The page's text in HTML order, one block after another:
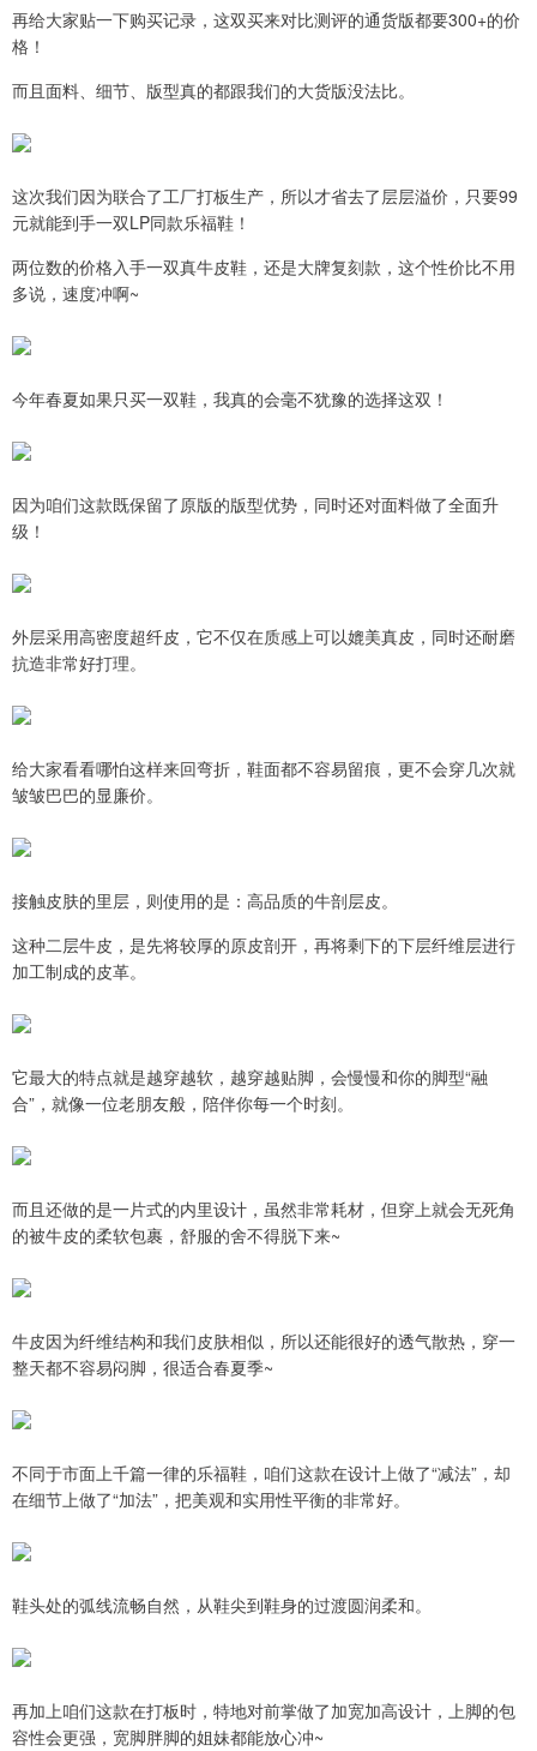
再给大家贴一下购买记录，这双买来对比测评的通货版都要300+的价
格！
而且面料、细节、版型真的都跟我们的大货版没法比。
这次我们因为联合了工厂打板生产，所以才省去了层层溢价，只要99
元就能到手一双LP同款乐福鞋！
两位数的价格入手一双真牛皮鞋，还是大牌复刻款，这个性价比不用
多说，速度冲啊~
今年春夏如果只买一双鞋，我真的会毫不犹豫的选择这双！
因为咱们这款既保留了原版的版型优势，同时还对面料做了全面升
级！
外层采用高密度超纤皮，它不仅在质感上可以媲美真皮，同时还耐磨
抗造非常好打理。
给大家看看哪怕这样来回弯折，鞋面都不容易留痕，更不会穿几次就
皱皱巴巴的显廉价。
接触皮肤的里层，则使用的是：高品质的牛剖层皮。
这种二层牛皮，是先将较厚的原皮剖开，再将剩下的下层纤维层进行
加工制成的皮革。
它最大的特点就是越穿越软，越穿越贴脚，会慢慢和你的脚型“融
合”，就像一位老朋友般，陪伴你每一个时刻。
而且还做的是一片式的内里设计，虽然非常耗材，但穿上就会无死角
的被牛皮的柔软包裹，舒服的舍不得脱下来~
牛皮因为纤维结构和我们皮肤相似，所以还能很好的透气散热，穿一
整天都不容易闷脚，很适合春夏季~
不同于市面上千篇一律的乐福鞋，咱们这款在设计上做了“减法”，却
在细节上做了“加法”，把美观和实用性平衡的非常好。
鞋头处的弧线流畅自然，从鞋尖到鞋身的过渡圆润柔和。
再加上咱们这款在打板时，特地对前掌做了加宽加高设计，上脚的包
容性会更强，宽脚胖脚的姐妹都能放心冲~